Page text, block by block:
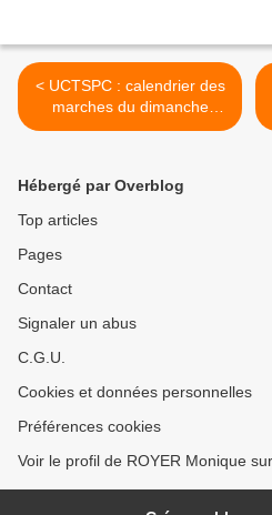
< UCTSPC : calendrier des
marches du dimanche
matin
Hébergé par Overblog
Top articles
Pages
Contact
Signaler un abus
C.G.U.
Cookies et données personnelles
Préférences cookies
Voir le profil de ROYER Monique